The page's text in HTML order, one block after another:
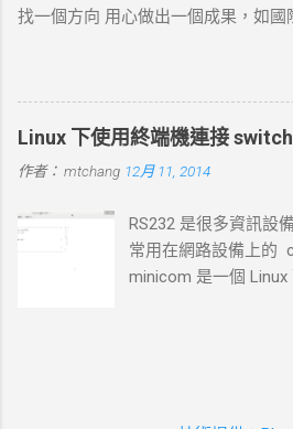
connect-timeout 設定時間內未完成
HTTP 請求，根據 URL 設定不同的請
）。 過程 ： curl 構建 HTTP 請求標
（如表單數據），然後通過已建立的
服器。 結果 ：伺服器接收請求並準
問題，則請求可能中止或失敗。 4. 伺
容。 過程 ：伺服器確認請求內容後
httpd ）根據需求（例如讀取靜態文
應，並加上適當的 HTTP 狀態碼和
服器接收回應數據，並在終端或指
找一個方向 用心做出一個成果，如
路。以目前技術而言要就做最大最
X-windows上程式的開發： http://
http://tavi.debian.org.tw/
Java在嵌入式系統上的開發 當然如果
等著我去讀，但好的工作不是常常有
Linux 下使用終端機連接
作者： mtchang 12月 11, 2014
RS232 是很多資訊設
常用在網路設備上的
minicom 是一個
裝 minicom